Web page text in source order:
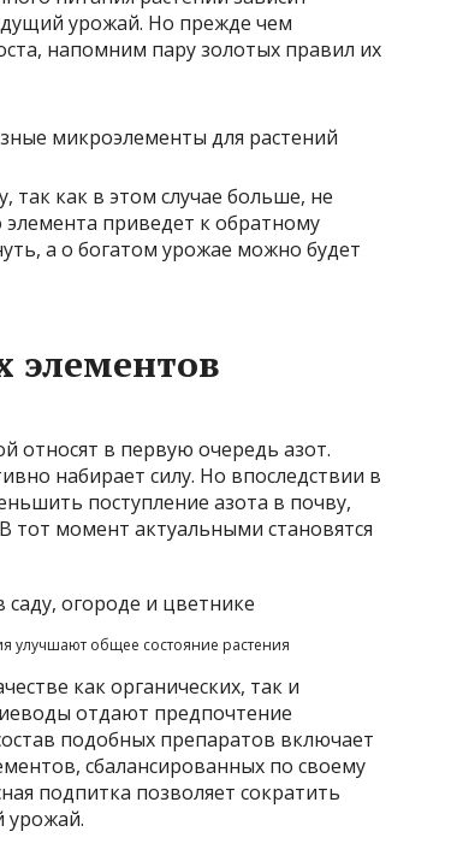
урожай. Но прежде чем
напомним пару золотых правил их
микроэлементы для растений
как в этом случае больше, не
приведет к обратному
а о богатом урожае можно будет
элементов
относят в первую очередь азот.
набирает силу. Но впоследствии в
поступление азота в почву,
тот момент актуальными становятся
общее состояние растения
как органических, так и
отдают предпочтение
подобных препаратов включает
сбалансированных по своему
подпитка позволяет сократить
урожай.